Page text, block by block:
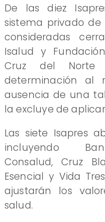
De las diez
sistema privado de
consideradas
Isalud y
Cruz del Norte
determinación al
ausencia de una
la excluye de
Las siete Isapres
incluyendo
Consalud, Cruz
Esencial y Vida
ajustarán los
salud.